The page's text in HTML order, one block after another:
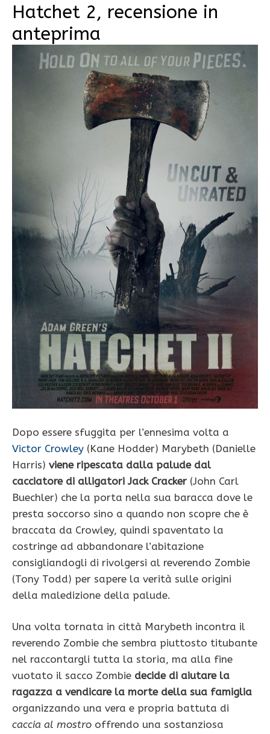
Hatchet 2, recensione in
anteprima
Dopo essere sfuggita per l’ennesima volta a
Victor Crowley (Kane Hodder) Marybeth (Danielle
Harris) viene ripescata dalla palude dal
cacciatore di alligatori Jack Cracker (John Carl
Buechler) che la porta nella sua baracca dove le
presta soccorso sino a quando non scopre che è
braccata da Crowley, quindi spaventato la
costringe ad abbandonare l’abitazione
consigliandogli di rivolgersi al reverendo Zombie
(Tony Todd) per sapere la verità sulle origini
della maledizione della palude.
Una volta tornata in città Marybeth incontra il
reverendo Zombie che sembra piuttosto titubante
nel raccontargli tutta la storia, ma alla fine
vuotato il sacco Zombie decide di aiutare la
ragazza a vendicare la morte della sua famiglia
organizzando una vera e propria battuta di
caccia al mostro offrendo una sostanziosa